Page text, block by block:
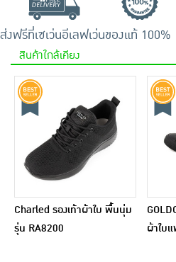
ส่งฟรีที่เซเว่นอีเลฟเว่นของแท้ 100%
สินค้าใกล้เคียง
Charled รองเท้าผ้าใบ พื้นนุ่ม
รุ่น RA8200
ผ้าใบ